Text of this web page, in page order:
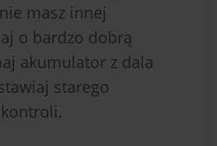
masz innej
o bardzo dobrą
akumulator z dala
starego